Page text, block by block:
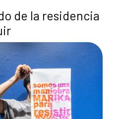
de la residencia